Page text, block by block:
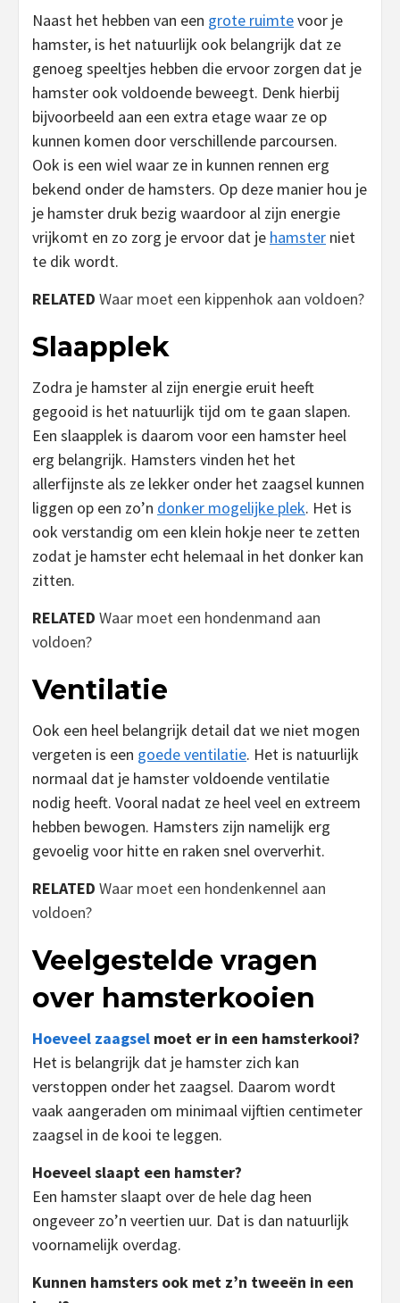
Naast het hebben van een grote ruimtevoor je
hamster, is het natuurlijk ook belangrijk dat ze
genoeg speeltjes hebben die ervoor zorgen dat je
hamster ook voldoende beweegt. Denk hierbij
bijvoorbeeld aan een extra etage waar ze op
kunnen komen door verschillende parcoursen.
Ook is een wiel waar ze in kunnen rennen erg
bekend onder de hamsters. Op deze manier hou je
je hamster druk bezig waardoor al zijn energie
vrijkomt en zo zorg je ervoor dat je hamster niet
te dik wordt.
RELATED Waar moet een kippenhok aan voldoen?
Slaapplek
Zodra je hamster al zijn energie eruit heeft
gegooid is het natuurlijk tijd om te gaan slapen.
Een slaapplek is daarom voor een hamster heel
erg belangrijk. Hamsters vinden het het
allerfijnste als ze lekker onder het zaagsel kunnen
liggen op een zo’n donker mogelijke plek. Het is
ook verstandig om een klein hokje neer te zetten
zodat je hamster echt helemaal in het donker kan
zitten.
RELATED Waar moet een hondenmand aan
voldoen?
Ventilatie
Ook een heel belangrijk detail dat we niet mogen
vergeten is een goede ventilatie. Het is natuurlijk
normaal dat je hamster voldoende ventilatie
nodig heeft. Vooral nadat ze heel veel en extreem
hebben bewogen. Hamsters zijn namelijk erg
gevoelig voor hitte en raken snel oververhit.
RELATED Waar moet een hondenkennel aan
voldoen?
Veelgestelde vragen
over hamsterkooien
Hoeveel zaagsel moet er in een hamsterkooi?
Het is belangrijk dat je hamster zich kan
verstoppen onder het zaagsel. Daarom wordt
vaak aangeraden om minimaal vijftien centimeter
zaagsel in de kooi te leggen.
Hoeveel slaapt een hamster?
Een hamster slaapt over de hele dag heen
ongeveer zo’n veertien uur. Dat is dan natuurlijk
voornamelijk overdag.
Kunnen hamsters ook met z’n tweeën in een